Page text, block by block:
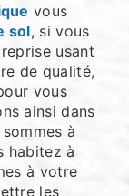
vous
sol, si vous
usant
de qualité,
vous
ainsi dans
à
habitez à
à votre
les